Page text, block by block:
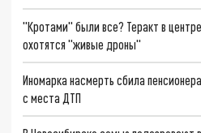
"Кротами" были все? Теракт в
охотятся "живые дроны"
Иномарка насмерть сбила
с места ДТП